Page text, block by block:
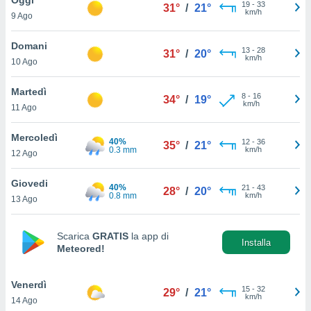
è
al sito
di
ci
di
il
un
la
nella
9 Ago
31° / 21° 19- 33
km/h
Domani
10 Ago
31° / 20° 13- 28
km/h
Martedì
11 Ago
34° / 19° 8- 16
km/h
Mercoledì
12 Ago
40%
0.3 mm
35° / 21° 12- 36
km/h
Giovedi
13 Ago
40%
0.8 mm
28° / 20° 21 - 43
km/h
Scarica GRATIS la app di
Meteored!
Installa
Venerdì
14 Ago
29° / 21° 15- 32
km/h